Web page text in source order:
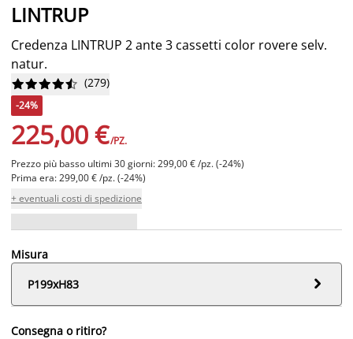
LINTRUP
Credenza LINTRUP 2 ante 3 cassetti color rovere selv.
natur.





 (279)
-24%
225,00 €/PZ.
Prezzo più basso ultimi 30 giorni: 299,00 € /pz. (-24%)
Prima era: 299,00 € /pz. (-24%)
+ eventuali costi di spedizione
Misura
P199xH83

Consegna o ritiro?